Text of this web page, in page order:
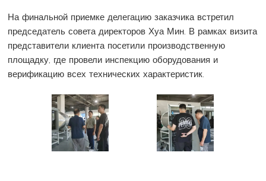
На финальной приемке делегацию заказчика встретил
председатель совета директоров Хуа Мин. В рамках визита
представители клиента посетили производственную
площадку, где провели инспекцию оборудования и
верификацию всех технических характеристик.